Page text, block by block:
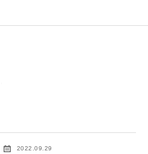
2022.09.29